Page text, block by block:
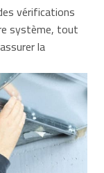
vérifications
système, tout
la